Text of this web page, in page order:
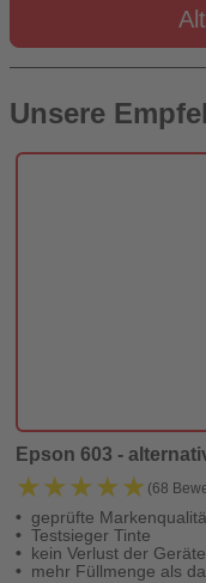
Unsere
Epson 603 -
★★★★★
★★★★★ (68
geprüfte
Testsieger Tinte
kein Verlust der
mehr Füllmenge als